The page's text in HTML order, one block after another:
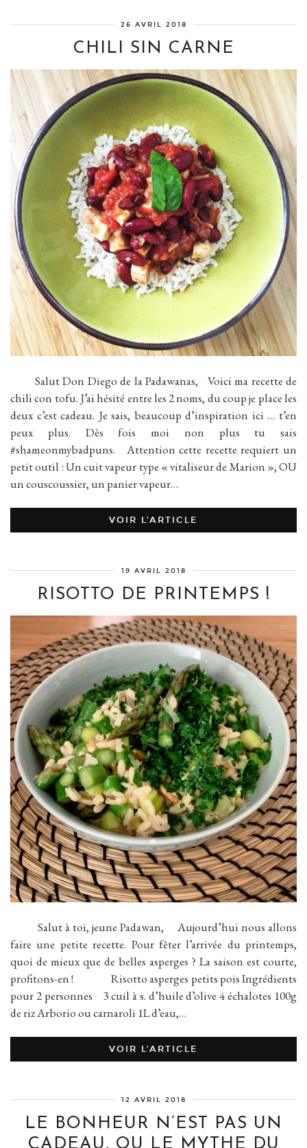
26 AVRIL 2018
CHILI SIN CARNE
Salut Don Diego de la Padawanas, Voici ma recette de
chili con tofu. J’ai hésité entre les 2 noms, du coup je place les
deux c’est cadeau. Je sais, beaucoup d’inspiration ici … t’en
peux plus. Dès fois moi non plus tu sais
#shameonmybadpuns. Attention cette recette requiert un
petit outil : Un cuit vapeur type « vitaliseur de Marion », OU
un couscoussier, un panier vapeur…
VOIR L’ARTICLE
19 AVRIL 2018
RISOTTO DE PRINTEMPS !
Salut à toi, jeune Padawan, Aujourd’hui nous allons
faire une petite recette. Pour fêter l’arrivée du printemps,
quoi de mieux que de belles asperges ? La saison est courte,
profitons-en ! Risotto asperges petits pois Ingrédients
pour 2 personnes 3 cuil à s. d’huile d’olive 4 échalotes 100g
de riz Arborio ou carnaroli 1L d’eau,…
VOIR L’ARTICLE
12 AVRIL 2018
LE BONHEUR N’EST PAS UN
CADEAU, OU LE MYTHE DU